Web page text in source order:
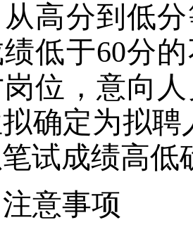
高分到低
低于60分
位，意向
确定为拟聘
试成绩高低
意事项